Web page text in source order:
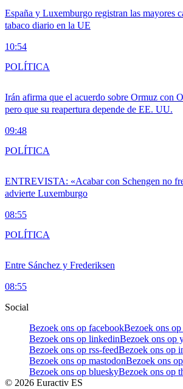
España y Luxemburgo registran las mayores
tabaco diario en la UE
10:54
Irán afirma que el acuerdo sobre Ormuz con
pero que su reapertura depende de EE. UU.
09:48
POLÍTICA
ENTREVISTA: «Acabar con Schengen no
advierte Luxemburgo
08:55
POLÍTICA
Entre Sánchez y Frederiksen
08:55
POLÍTICA
Social
Bezoek ons op facebookBezoek ons
Bezoek ons op linkedinBezoek ons op
Bezoek ons op rss-feedBezoek ons op
Bezoek ons op mastodonBezoek ons
Bezoek ons op blueskyBezoek ons op
© 2026 Euractiv ES